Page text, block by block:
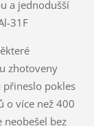
a jednodušší
31F
zhotoveny
pokles
o více než 400
neobešel bez